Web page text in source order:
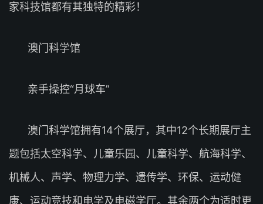
家科技馆都有其独特的精彩！
澳门科学馆
亲手操控“月球车”
澳门科学馆拥有14个展厅，其中12个长期展厅主
题包括太空科学、儿童乐园、儿童科学、航海科学、
机械人、声学、物理力学、遗传学、环保、运动健
康、运动竞技和电学及电磁学厅。其余两个为适时更